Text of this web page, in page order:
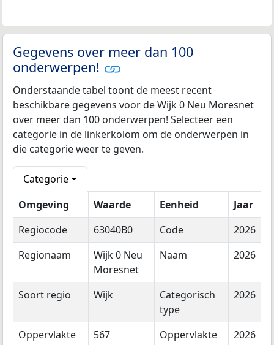
Gegevens over meer dan 100
onderwerpen!
Onderstaande tabel toont de meest recent
beschikbare gegevens voor de Wijk 0 Neu Moresnet
over meer dan 100 onderwerpen! Selecteer een
categorie in de linkerkolom om de onderwerpen in
die categorie weer te geven.
Categorie
Omgeving
Waarde Eenheid
Jaar
Regiocode
63040B0 Code
2026
Regionaam
Wijk 0 Neu
Moresnet
Naam 2026
Soort regio Wijk
Categorisch
type
2026
Oppervlakte 567
Oppervlakte
2026